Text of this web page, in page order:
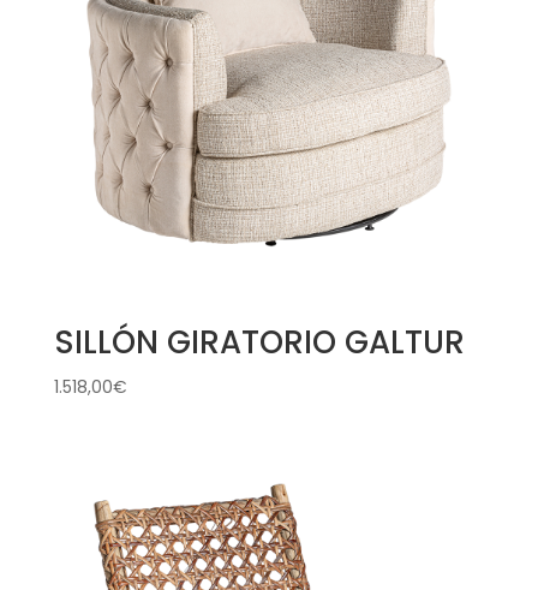
SILLÓN GIRATORIO GALTUR
1.518,00€